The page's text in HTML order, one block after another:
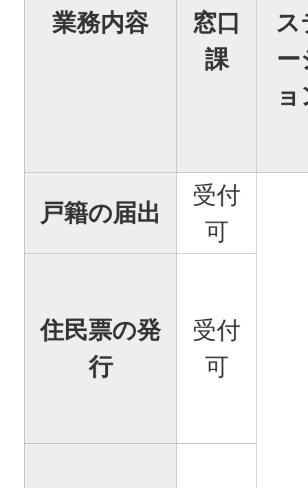
業務内容
窓口
課
ス
ー
戸籍の届出
受付
可
住民票の発
行
受付
可